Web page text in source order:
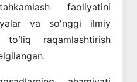
faoliyatini
va soʻnggi ilmiy
raqamlashtirish